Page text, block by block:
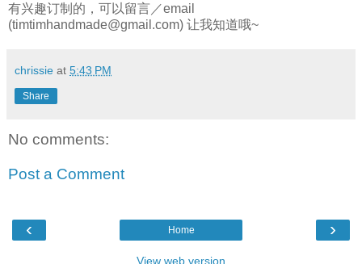
有兴趣订制的，可以留言／email
(timtimhandmade@gmail.com) 让我知道哦~
chrissie at 5:43 PM
Share
No comments:
Post a Comment
‹ ›
Home
View web version